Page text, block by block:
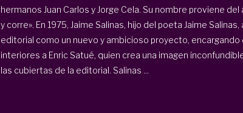
hermanos Juan Carlos y Jorge Cela. Su nombre proviene
y corre». En 1975, Jaime Salinas, hijo del poeta Jaime
editorial como un nuevo y ambicioso proyecto,
interiores a Enric Satué, quien crea una imagen
las cubiertas de la editorial. Salinas ...